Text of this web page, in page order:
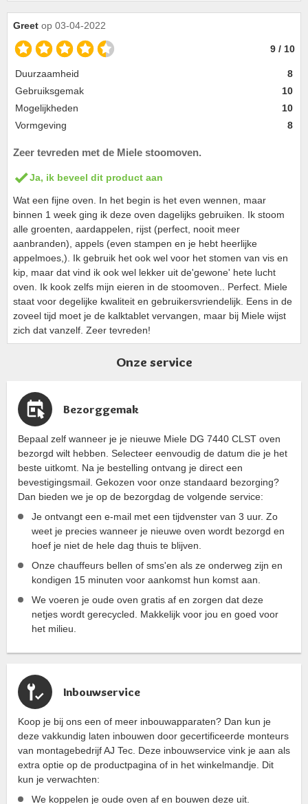
Greet op 03-04-2022
9 / 10
Duurzaamheid
8
Gebruiksgemak
10
Mogelijkheden
10
Vormgeving
8
Zeer tevreden met de Miele stoomoven.
Ja, ik beveel dit product aan
Wat een fijne oven. In het begin is het even wennen, maar
binnen 1 week ging ik deze oven dagelijks gebruiken. Ik stoom
alle groenten, aardappelen, rijst (perfect, nooit meer
aanbranden), appels (even stampen en je hebt heerlijke
appelmoes,). Ik gebruik het ook wel voor het stomen van vis en
kip, maar dat vind ik ook wel lekker uit de'gewone' hete lucht
oven. Ik kook zelfs mijn eieren in de stoomoven.. Perfect. Miele
staat voor degelijke kwaliteit en gebruikersvriendelijk. Eens in de
zoveel tijd moet je de kalktablet vervangen, maar bij Miele wijst
zich dat vanzelf. Zeer tevreden!
Onze service
Bezorggemak
Bepaal zelf wanneer je je nieuwe Miele DG 7440 CLST oven
bezorgd wilt hebben. Selecteer eenvoudig de datum die je het
beste uitkomt. Na je bestelling ontvang je direct een
bevestigingsmail. Gekozen voor onze standaard bezorging?
Dan bieden we je op de bezorgdag de volgende service:
Je ontvangt een e-mail met een tijdvenster van 3 uur. Zo
weet je precies wanneer je nieuwe oven wordt bezorgd en
hoef je niet de hele dag thuis te blijven.
Onze chauffeurs bellen of sms'en als ze onderweg zijn en
kondigen 15 minuten voor aankomst hun komst aan.
We voeren je oude oven gratis af en zorgen dat deze
netjes wordt gerecycled. Makkelijk voor jou en goed voor
het milieu.
Inbouwservice
Koop je bij ons een of meer inbouwapparaten? Dan kun je
deze vakkundig laten inbouwen door gecertificeerde monteurs
van montagebedrijf AJ Tec. Deze inbouwservice vink je aan als
extra optie op de productpagina of in het winkelmandje. Dit
kun je verwachten:
We koppelen je oude oven af en bouwen deze uit.